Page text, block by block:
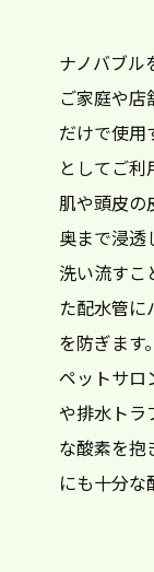
ナノバブル
ご家庭や店
だけで使用
としてご
肌や頭皮の
奥まで浸透
洗い流すこ
た配水管
を防ぎます
ペットサロ
や排水トラ
な酸素を抱
にも十分な